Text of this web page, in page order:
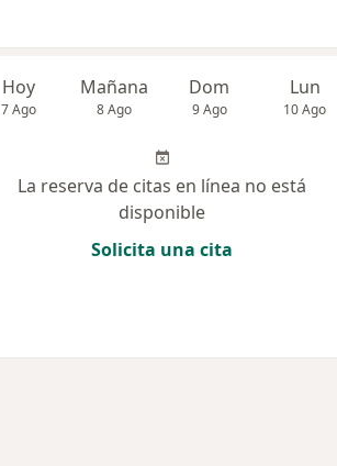
Hoy
7 Ago
Mañana
8 Ago
Dom
9 Ago
Lun
10 Ago
La reserva de citas en línea no está
disponible
Solicita una cita